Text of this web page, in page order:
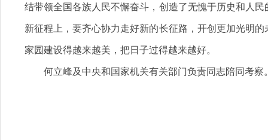
结带领全国各族人民不懈奋斗，创造了无愧于历史和人
新征程上，要齐心协力走好新的长征路，开创更加光明
家园建设得越来越美，把日子过得越来越好。
何立峰及中央和国家机关有关部门负责同志陪同考察